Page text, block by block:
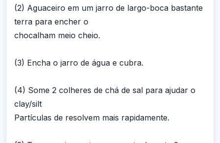
(2) Aguaceiro em um jarro de largo-boca bastante
terra para encher o
chocalham meio cheio.
(3) Encha o jarro de água e cubra.
(4) Some 2 colheres de chá de sal para ajudar o
clay/silt
Partículas de resolvem mais rapidamente.